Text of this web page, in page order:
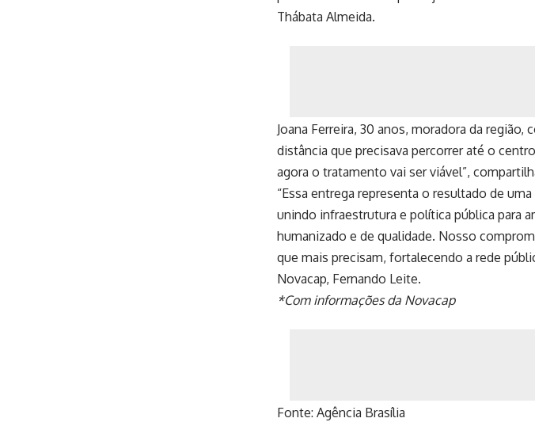
Thábata Almeida.
Joana Ferreira, 30 anos, moradora da
distância que precisava percorrer até o
agora o tratamento vai ser viável”,
“Essa entrega representa o resultado de
unindo infraestrutura e política pública para
humanizado e de qualidade. Nosso
que mais precisam, fortalecendo a rede
Novacap, Fernando Leite.
*Com informações da Novacap
Fonte: Agência Brasília